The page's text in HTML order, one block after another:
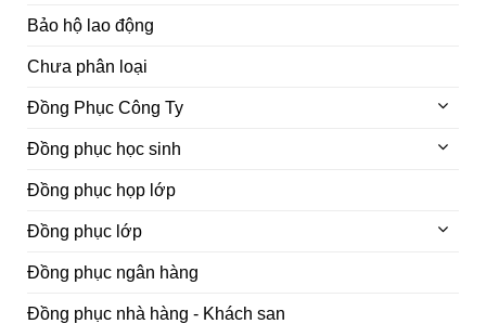
Bảo hộ lao động
Chưa phân loại
Đồng Phục Công Ty
Đồng phục học sinh
Đồng phục họp lớp
Đồng phục lớp
Đồng phục ngân hàng
Đồng phục nhà hàng - Khách san
chọn
thể
chọn
trang
sản